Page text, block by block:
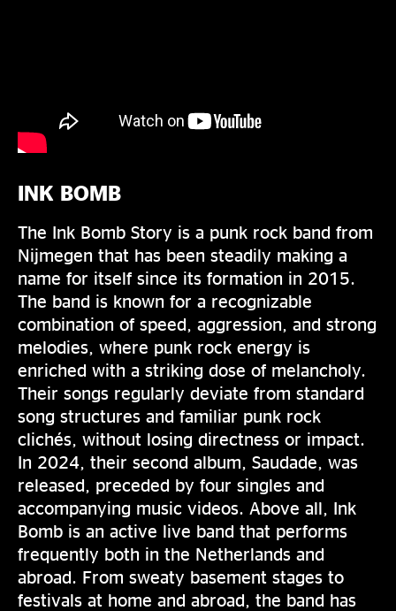
INK BOMB
The Ink Bomb Story is a punk rock band from
Nijmegen that has been steadily making a
name for itself since its formation in 2015.
The band is known for a recognizable
combination of speed, aggression, and strong
melodies, where punk rock energy is
enriched with a striking dose of melancholy.
Their songs regularly deviate from standard
song structures and familiar punk rock
clichés, without losing directness or impact.
In 2024, their second album, Saudade, was
released, preceded by four singles and
accompanying music videos. Above all, Ink
Bomb is an active live band that performs
frequently both in the Netherlands and
abroad. From sweaty basement stages to
festivals at home and abroad, the band has